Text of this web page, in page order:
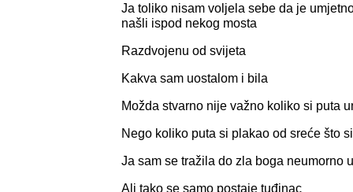
Ja toliko nisam voljela sebe da je
našli ispod nekog mosta
Razdvojenu od svijeta
Kakva sam uostalom i bila
Možda stvarno nije važno koliko si puta
Nego koliko puta si plakao od sreće što
Ja sam se tražila do zla boga neumorno
Ali tako se samo postaje tuđinac